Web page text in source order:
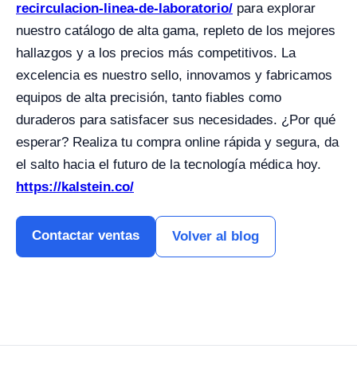
recirculacion-linea-de-laboratorio/ para explorar
nuestro catálogo de alta gama, repleto de los mejores
hallazgos y a los precios más competitivos. La
excelencia es nuestro sello, innovamos y fabricamos
equipos de alta precisión, tanto fiables como
duraderos para satisfacer sus necesidades. ¿Por qué
esperar? Realiza tu compra online rápida y segura, da
el salto hacia el futuro de la tecnología médica hoy.
https://kalstein.co/
Contactar ventas Volver al blog